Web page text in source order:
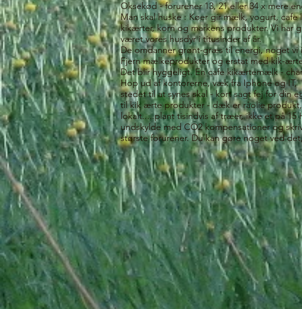
Oksekød - forurener 13, 21 eller 34 x mere
Man skal huske : Køer gir mælk, yogurt,
kikærter, korn og markens produkter. Vi har
været vores husdyr i titusinder af år.
De omdanner grønt-græs til energi, noget
Fjern mælkeprodukter og erstat med kik-
Det blir hyggeligt. En cafe kikærtemælk -
Hop ud af kontorerne, væk fra Iphone og
stedet til at synes skal - kort sagt fej for din
til kik ærte produkter - dæk er råolie
lokalt.....plant tisindvis af træer, ikke et på 15
undskylde med CO2 kompensationer og
største forurener. Du kan gøre noget ved